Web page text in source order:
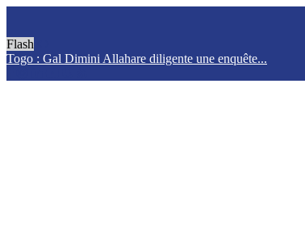
Flash
Togo : Gal Dimini Allahare diligente une enquête...